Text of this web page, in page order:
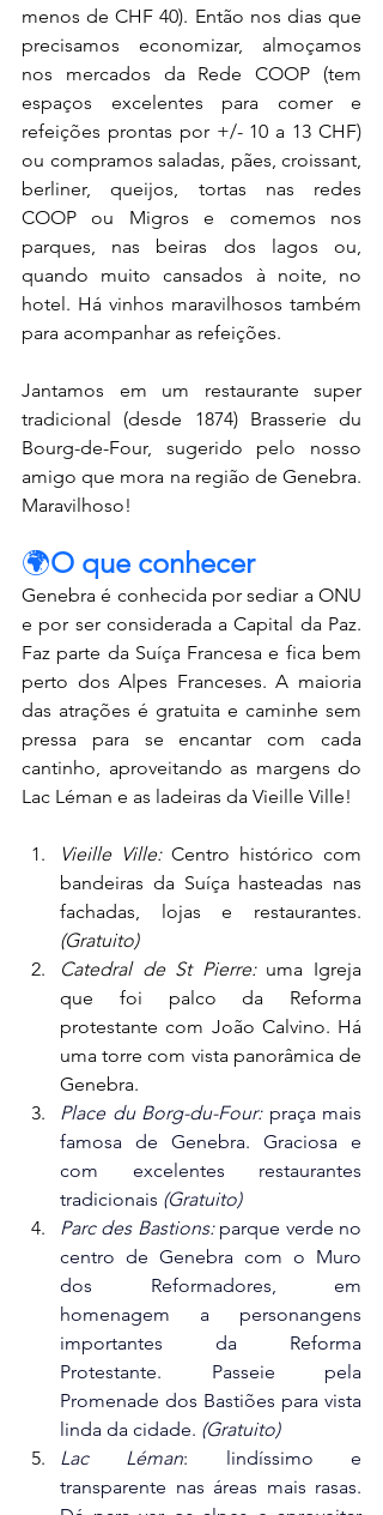
menos de CHF 40). Então nos dias que
precisamos economizar, almoçamos
nos mercados da Rede COOP (tem
espaços excelentes para comer e
refeições prontas por +/- 10 a 13 CHF)
ou compramos saladas, pães, croissant,
berliner, queijos, tortas nas redes
COOP ou Migros e comemos nos
parques, nas beiras dos lagos ou,
quando muito cansados à noite, no
hotel. Há vinhos maravilhosos também
para acompanhar as refeições.
Jantamos em um restaurante super
tradicional (desde 1874) Brasserie du
Bourg-de-Four, sugerido pelo nosso
amigo que mora na região de Genebra.
Maravilhoso!
🌍O que conhecer
Genebra é conhecida por sediar a ONU
e por ser considerada a Capital da Paz.
Faz parte da Suíça Francesa e fica bem
perto dos Alpes Franceses. A maioria
das atrações é gratuita e caminhe sem
pressa para se encantar com cada
cantinho, aproveitando as margens do
Lac Léman e as ladeiras da Vieille Ville!
Vieille Ville: Centro histórico com
bandeiras da Suíça hasteadas nas
(Gratuito)
Catedral de St Pierre: uma Igreja
que foi palco da Reforma
protestante com João Calvino. Há
uma torre com vista panorâmica de
Genebra.
Place du Borg-du-Four: praça mais
famosa de Genebra. Graciosa e
com excelentes restaurantes
tradicionais (Gratuito)
Parc des Bastions: parque verde no
centro de Genebra com o Muro
dos Reformadores, em
homenagem a personangens
importantes da Reforma
Protestante. Passeie pela
Promenade dos Bastiões para vista
linda da cidade. (Gratuito)
Lac Léman: lindíssimo e
transparente nas áreas mais rasas.